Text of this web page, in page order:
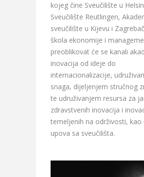
kojeg čine Sveučilište u
Sveučilište Reutlingen,
sveučilište u Kijevu i
škola ekonomije i
preoblikovat će se kanali
inovacija od ideje do
internacionalizacije,
snaga, dijeljenjem stručnog
te udruživanjem resursa za
zdravstvenih inovacija i
temeljenih na održivosti, kao
upova sa sveučilišta.